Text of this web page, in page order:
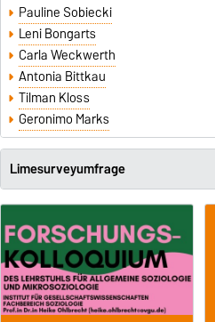
Pauline Sobiecki
Leni Bongarts
Carla Weckwerth
Antonia Bittkau
Tilman Kloss
Geronimo Marks
Limesurveyumfrage